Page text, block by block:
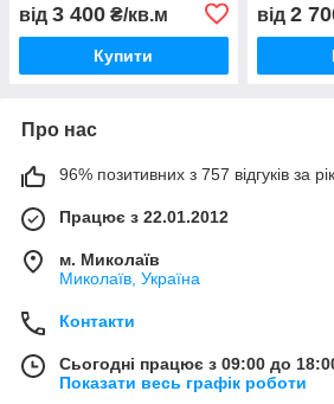
від 3 400 ₴/кв.м
Купити
від 2
Про нас
96% позитивних з 757 відгуків за рік
Працює з 22.01.2012
м. Миколаїв
Миколаїв, Україна
Контакти
Сьогодні працює з 09:00 до
Показати весь графік роботи